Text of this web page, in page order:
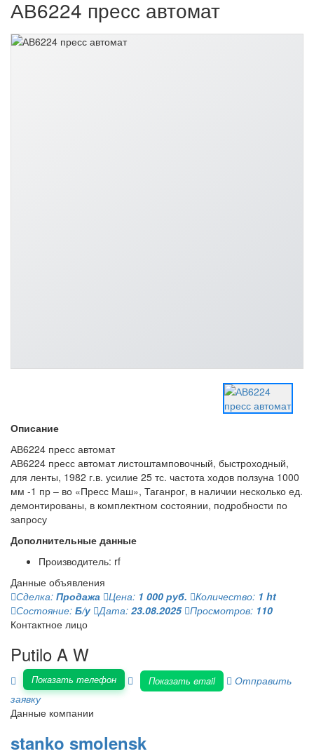
АВ6224 пресс автомат
Описание
АВ6224 пресс автомат
АВ6224 пресс автомат листоштамповочный, быстроходный,
для ленты, 1982 г.в. усилие 25 тс. частота ходов ползуна 1000
мм -1 пр – во «Пресс Маш», Таганрог, в наличии несколько ед.
демонтированы, в комплектном состоянии, подробности по
запросу
Дополнительные данные
Производитель: rf
Данные объявления
Сделка: Продажа Цена: 1 000 руб. Количество: 1 ht
Состояние: Б/у Дата: 23.08.2025 Просмотров: 110
Контактное лицо
Putilo A W
Показать телефон Показать email
Отправить
заявку
Данные компании
stanko smolensk